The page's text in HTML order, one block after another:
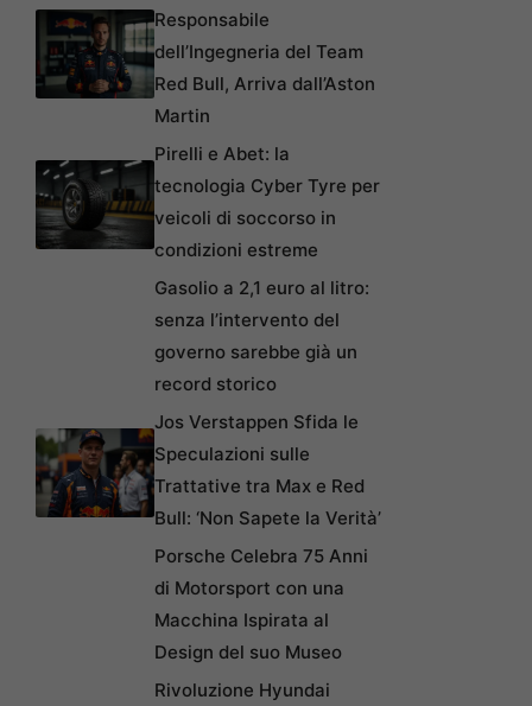
Responsabile
dell’Ingegneria del Team
Red Bull, Arriva dall’Aston
Martin
Pirelli e Abet: la
tecnologia Cyber Tyre per
veicoli di soccorso in
condizioni estreme
Gasolio a 2,1 euro al litro:
senza l’intervento del
governo sarebbe già un
record storico
Jos Verstappen Sfida le
Speculazioni sulle
Trattative tra Max e Red
Bull: ‘Non Sapete la Verità’
Porsche Celebra 75 Anni
di Motorsport con una
Macchina Ispirata al
Design del suo Museo
Rivoluzione Hyundai